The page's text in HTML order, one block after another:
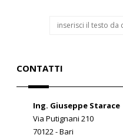
CONTATTI
Ing. Giuseppe Starace
Via Putignani 210
70122 - Bari